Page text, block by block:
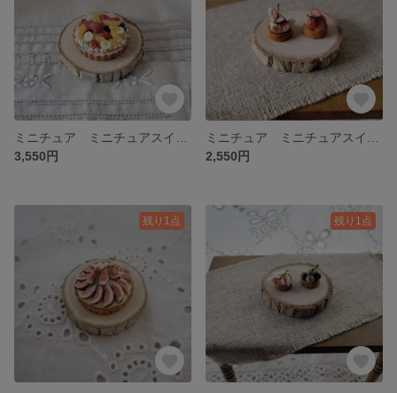
3,550円
2,550円
残り1点 残り1点